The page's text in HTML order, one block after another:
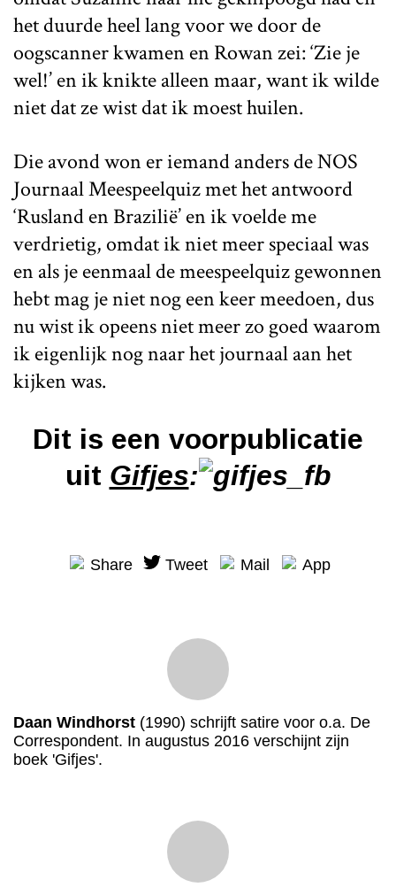
het duurde heel lang voor we door de
oogscanner kwamen en Rowan zei: ‘Zie je
wel!’ en ik knikte alleen maar, want ik wilde
niet dat ze wist dat ik moest huilen.
Die avond won er iemand anders de NOS
Journaal Meespeelquiz met het antwoord
‘Rusland en Brazilië’ en ik voelde me
verdrietig, omdat ik niet meer speciaal was
en als je eenmaal de meespeelquiz gewonnen
hebt mag je niet nog een keer meedoen, dus
nu wist ik opeens niet meer zo goed waarom
ik eigenlijk nog naar het journaal aan het
kijken was.
Dit is een voorpublicatie
uit Gifjes:
Share Tweet Mail App
Daan Windhorst (1990) schrijft satire voor o.a. De
Correspondent. In augustus 2016 verschijnt zijn
boek 'Gifjes'.